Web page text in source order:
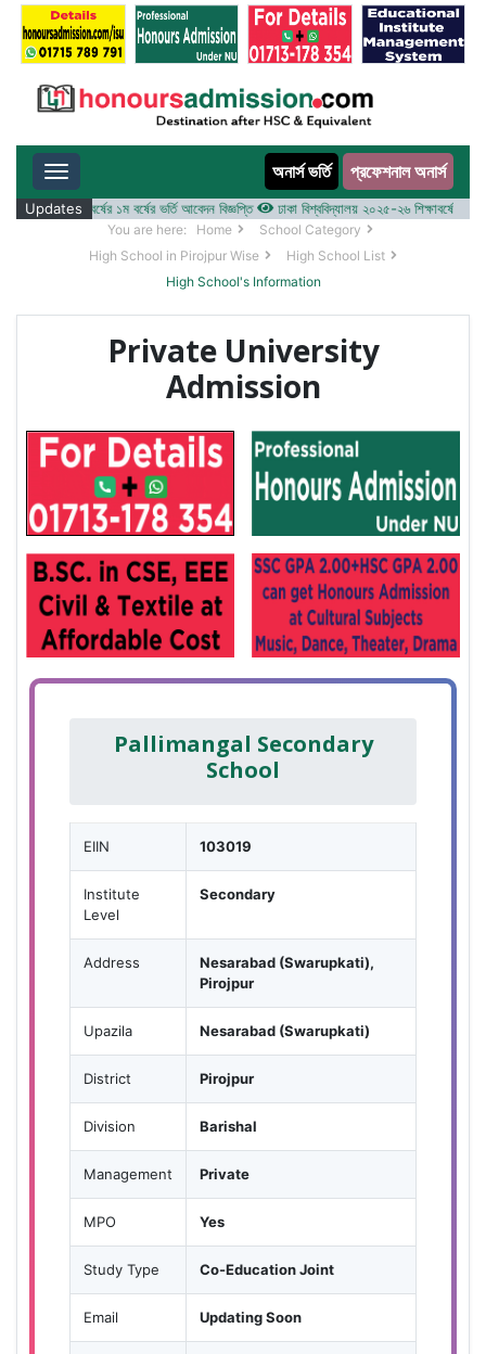
Toggle navigation অনার্স ভর্তি প্রফেশনাল অনার্স
Updates
২৬ শিক্ষাবর্ষের ১ম বর্ষের ভর্তি আবেদন বিজ্ঞপ্তি ঢাকা বিশ্ববিদ্যালয় ২০২৫-২৬ শিক্ষাবর্ষে
You are here: Home
School Category
High School in Pirojpur Wise
High School List
High School's Information
Private University
Admission
Pallimangal Secondary
School
EIIN 103019
Institute
Level
Secondary
Address
Nesarabad (Swarupkati),
Pirojpur
Upazila Nesarabad (Swarupkati)
District Pirojpur
Division Barishal
Management Private
MPO Yes
Study Type Co-Education Joint
Email Updating Soon